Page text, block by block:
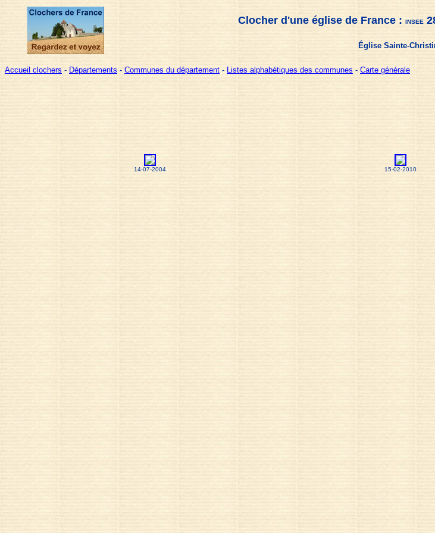
Clocher d'une église de France : INSEE
Église Sainte-
Accueil clochers - Départements - Communes du département - Listes alphabétiques des communes - Carte générale
14-07-2004 15-02-2010